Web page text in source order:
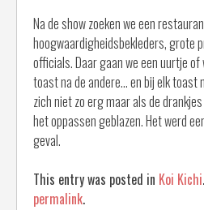
Na de show zoeken we een
hoogwaardigheidsbekleders, grote
officials. Daar gaan we een uurtje of
toast na de andere… en bij elk toast
zich niet zo erg maar als de
het oppassen geblazen. Het werd
geval.
This entry was posted in Koi Kichi
permalink.